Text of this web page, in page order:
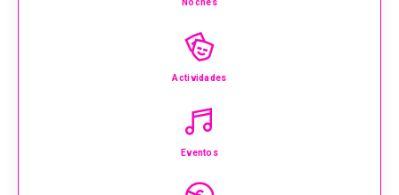
Noches
Actividades
Eventos